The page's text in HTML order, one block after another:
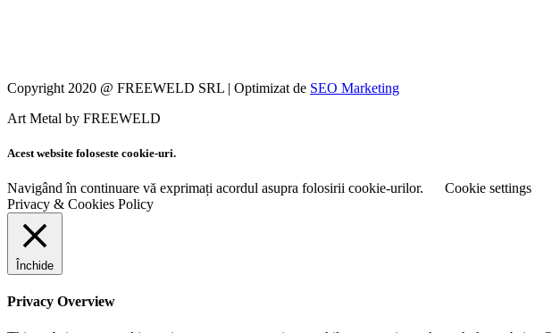
Copyright 2020 @ FREEWELD SRL | Optimizat de SEO Marketing
Art Metal by FREEWELD
Acest website foloseste cookie-uri.
Navigând în continuare vă exprimați acordul asupra folosirii cookie-urilor. Cookie settings
Privacy & Cookies Policy
Închide
Privacy Overview